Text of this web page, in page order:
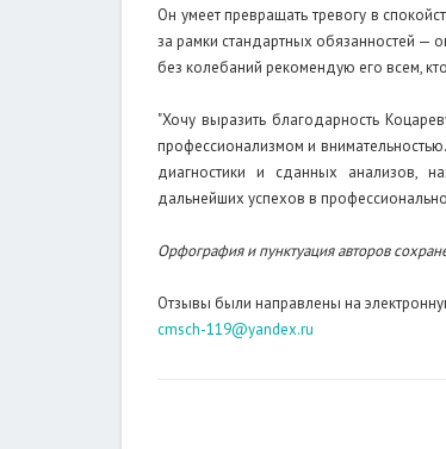
Он умеет превращать тревогу в
за рамки стандартных обязанностей —
без колебаний рекомендую его всем,
"Хочу выразить благодарность
профессионализмом и
диагностики и сданных анализов,
дальнейших успехов в
Орфография и пунктуация авторов
Отзывы были направлены на
cmsch-119@yandex.ru